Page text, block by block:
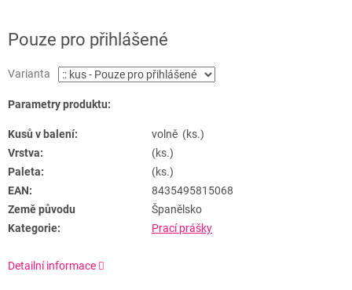
Pouze pro přihlášené
Varianta
Parametry produktu:
Kusů v balení:
volně (ks.)
Vrstva:
(ks.)
Paleta:
(ks.)
EAN:
8435495815068
Země původu
Španělsko
Kategorie:
Prací prášky
Detailní informace